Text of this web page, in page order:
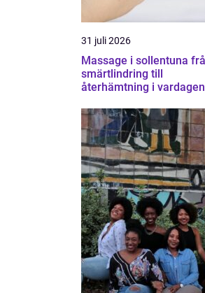
31 juli 2026
Massage i sollentuna från
smärtlindring till
återhämtning i vardagen